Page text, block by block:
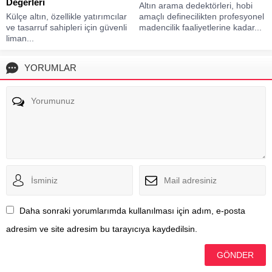
Değerleri
Külçe altın, özellikle yatırımcılar
ve tasarruf sahipleri için güvenli
liman...
Altın arama dedektörleri, hobi
amaçlı definecilikten profesyonel
madencilik faaliyetlerine kadar...
YORUMLAR
Daha sonraki yorumlarımda kullanılması için adım, e-posta
adresim ve site adresim bu tarayıcıya kaydedilsin.